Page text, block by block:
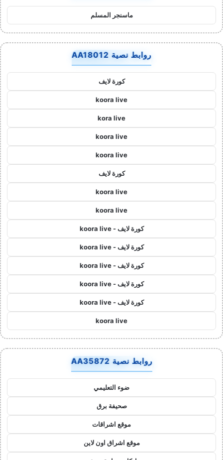
ماسنجر المسلم
روابط نصية AA18012
كورة لايف
koora live
kora live
koora live
koora live
كورة لايف
koora live
koora live
كورة لايف - koora live
كورة لايف - koora live
كورة لايف - koora live
كورة لايف - koora live
كورة لايف - koora live
koora live
روابط نصية AA35872
ضوء التعليمي
صحيفة برق
موقع اشراقات
موقع اشراق اون لاين